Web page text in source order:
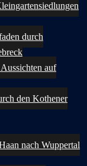
durch
auf
den Kothener
nach Wuppertal